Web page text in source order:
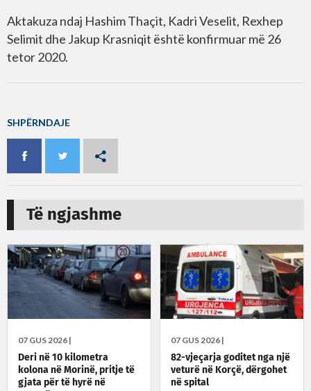
Aktakuza ndaj Hashim Thaçit, Kadri Veselit, Rexhep
Selimit dhe Jakup Krasniqit është konfirmuar më 26
tetor 2020.
SHPËRNDAJE
Të ngjashme
07 GUS 2026 |
Deri në 10 kilometra
kolona në Morinë, pritje të
gjata për të hyrë në
07 GUS 2026 |
82-vjeçarja goditet nga një
veturë në Korçë, dërgohet
në spital